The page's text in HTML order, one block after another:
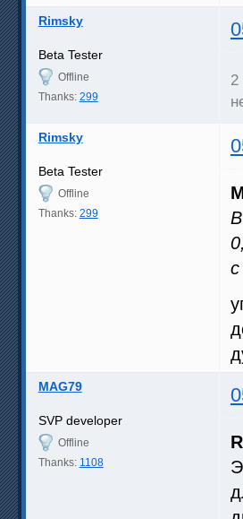
Rimsky
Beta Tester
Offline
Thanks: 299
2
Rimsky
Beta Tester
Offline
Thanks: 299
MAG79
SVP developer
Offline
Thanks: 1108